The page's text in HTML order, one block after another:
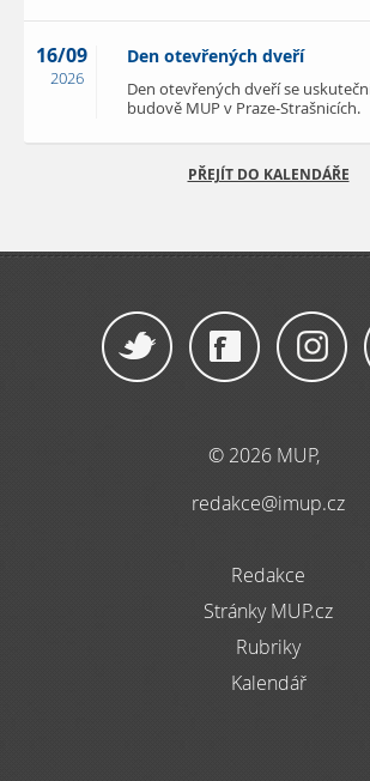
16/09
2026
Den otevřených dveří
Den otevřených dveří se
budově MUP v Praze-Strašnicích.
PŘEJÍT DO KALENDÁŘE
© 2026 MUP,
redakce@imup.cz
Redakce
Stránky MUP.cz
Rubriky
Kalendář